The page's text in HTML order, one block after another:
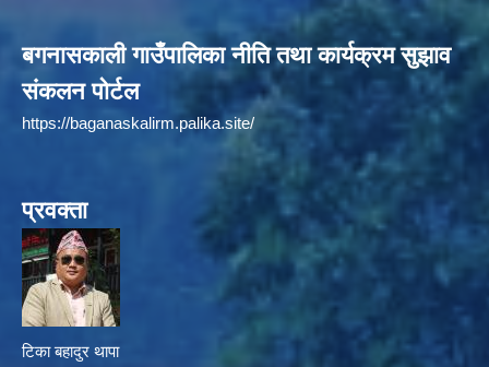
बगनासकाली गाउँपालिका नीति तथा कार्यक्रम सुझाव
संकलन पोर्टल
https://baganaskalirm.palika.site/
प्रवक्ता
टिका बहादुर थापा